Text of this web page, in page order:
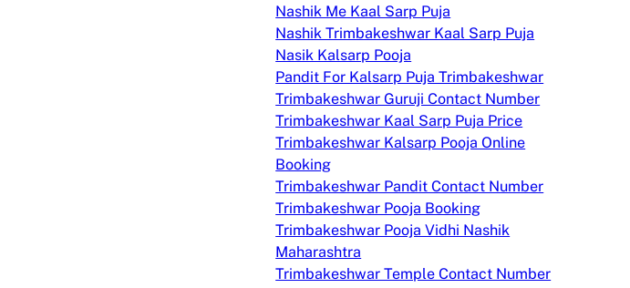
Nashik Me Kaal Sarp Puja
Nashik Trimbakeshwar Kaal Sarp Puja
Nasik Kalsarp Pooja
Pandit For Kalsarp Puja Trimbakeshwar
Trimbakeshwar Guruji Contact Number
Trimbakeshwar Kaal Sarp Puja Price
Trimbakeshwar Kalsarp Pooja Online
Booking
Trimbakeshwar Pandit Contact Number
Trimbakeshwar Pooja Booking
Trimbakeshwar Pooja Vidhi Nashik
Maharashtra
Trimbakeshwar Temple Contact Number